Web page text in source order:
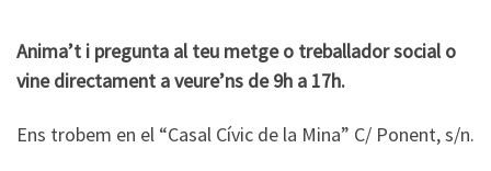
Anima’t i pregunta al teu metge o treballador social o
vine directament aveure’ns de 9h a 17h.
Ens trobem en el “Casal Cívic de la Mina” C/ Ponent, s/n.